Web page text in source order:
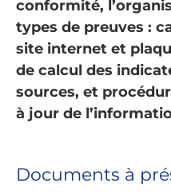
conformité,
types de preuves :
site internet et
de calcul des
sources, et
à jour de
Documents à